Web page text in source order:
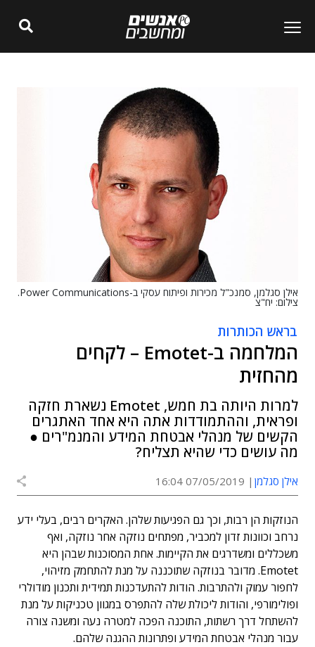
אילן סגלמן, סמנכ"ל מכירות ופיתוח עסקי ב-Power Communications.
צילום: יח"צ
בראש הכותרות
המלחמה ב-Emotet – לקחים
מהחזית
למרות היותה בת חמש, Emotet נשארת חזקה
ופראית, וההתמודדות אתה היא אחד האתגרים
הקשים של מנהלי אבטחת המידע והמנמ"רים ●
מה עושים כדי שהיא תצליח?
אילן סגלמן 07/05/2019 16:04
הנוזקות הן רבות, וכך גם הפגיעות שלהן. האקרים רבים, בעלי ידע
נרחב וכוונות זדון למכביר, מפתחים נוזקה אחר נוזקה, ואף
משכללים ומשדרגים את הקיימות. אחת המסוכנות שבהן היא
Emotet. מדובר בנוזקה שתוכננה על מנת להתחמק מזיהוי,
לחפור עמוק ולהתרבות. הודות להתעדכנות תמידית ותכנון מודולרי
ופולימורפי, והודות ליכולת שלה להתפרס במגוון טכניקות על מנת
להשתחל דרך רשתות, התוכנה הפכה למטרה נעה ומשנה צורה
עבור מנהלי אבטחת המידע ופתרונות ההגנה שלהם.